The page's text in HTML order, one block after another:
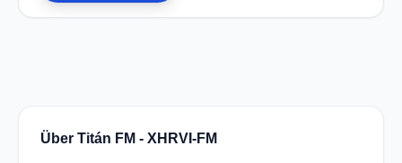
Über Titán FM - XHRVI-FM